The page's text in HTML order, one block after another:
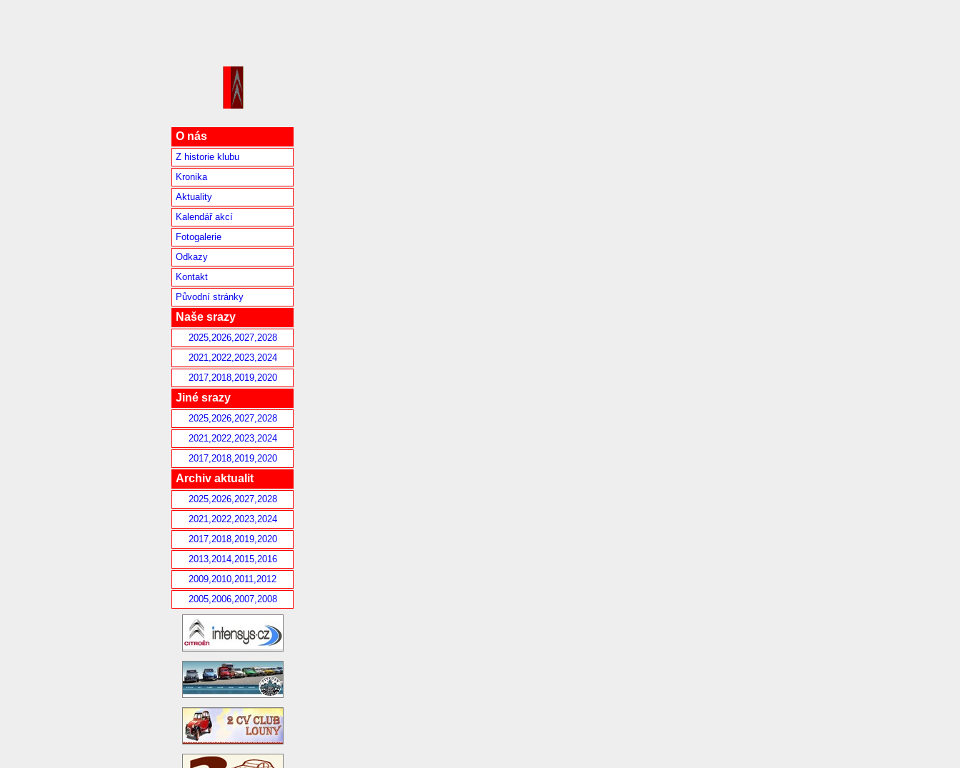
O nás
Z historie klubu
Kronika
Aktuality
Kalendář akcí
Fotogalerie
Odkazy
Kontakt
Původní stránky
Naše srazy
2025,2026,2027,2028
2021,2022,2023,2024
2017,2018,2019,2020
Jiné srazy
2025,2026,2027,2028
2021,2022,2023,2024
2017,2018,2019,2020
Archiv aktualit
2025,2026,2027,2028
2021,2022,2023,2024
2017,2018,2019,2020
2013,2014,2015,2016
2009,2010,2011,2012
2005,2006,2007,2008